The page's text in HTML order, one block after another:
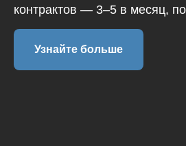
контрактов — 3–5 в месяц,
Узнайте больше